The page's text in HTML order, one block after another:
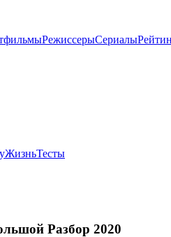
РежиссерыСериалы
ЖизньТесты
Разбор 2020